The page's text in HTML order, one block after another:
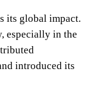
its global impact.
especially in the
introduced its